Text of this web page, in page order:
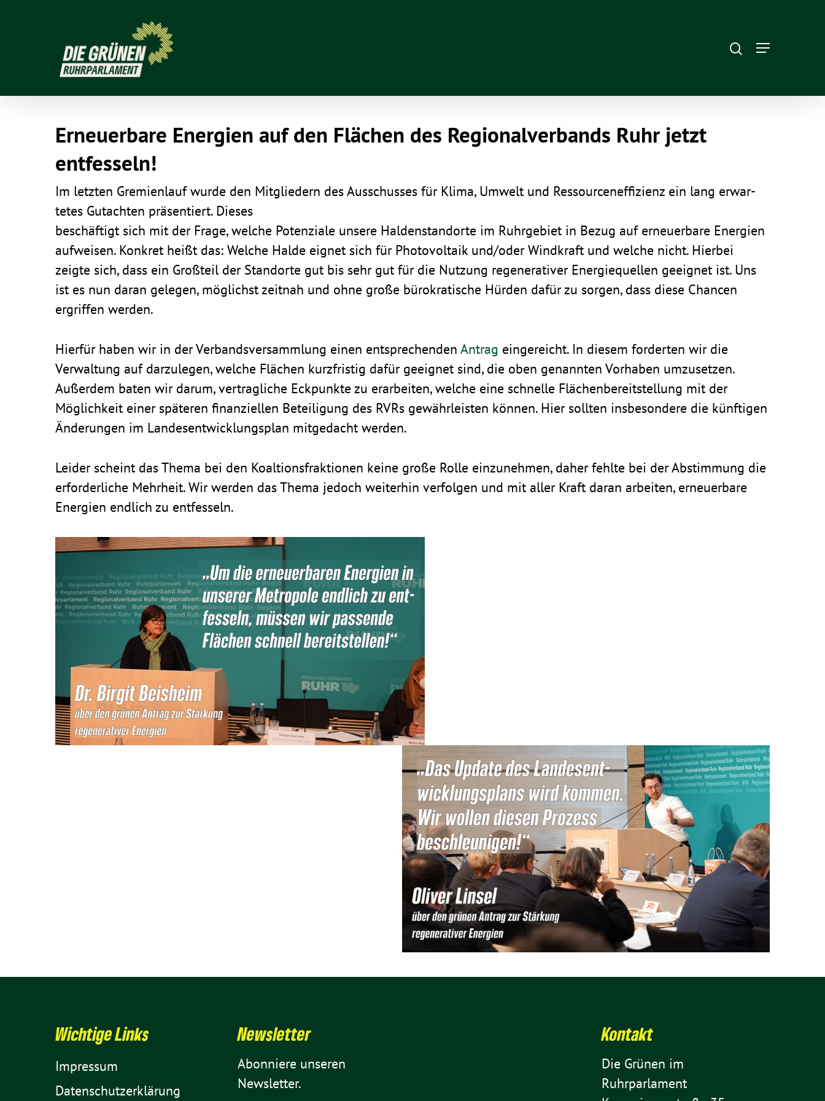
Hit enter to search or ESC to close
Erneu­er­bare Ener­gien auf den Flächen des Regio­nal­ver­bands Ruhr jetzt
entfesseln!
Im letzten Gremi­en­lauf wurde den Mitglie­dern des Ausschusses für Klima, Umwelt und Ressour­cen­ef­fi­zienz ein lang erwar­
tetes Gutachten präsen­tiert. Dieses
beschäf­tigt sich mit der Frage, welche Poten­ziale unsere Halden­stand­orte im Ruhr­ge­biet in Bezug auf erneu­er­bare Ener­gien
aufweisen. Konkret heißt das: Welche Halde eignet sich für Photo­vol­taik und/​oder Wind­kraft und welche nicht. Hierbei
zeigte sich, dass ein Groß­teil der Stand­orte gut bis sehr gut für die Nutzung rege­ne­ra­tiver Ener­gie­quellen geeignet ist. Uns
ist es nun daran gelegen, möglichst zeitnah und ohne große büro­kra­ti­sche Hürden dafür zu sorgen, dass diese Chancen
ergriffen werden.
Hierfür haben wir in der Verbands­ver­samm­lung einen entspre­chenden Antrag einge­reicht. In diesem forderten wir die
Verwal­tung auf darzu­legen, welche Flächen kurz­fristig dafür geeignet sind, die oben genannten Vorhaben umzu­setzen.
Außerdem baten wir darum, vertrag­liche Eckpunkte zu erar­beiten, welche eine schnelle Flächen­be­reit­stel­lung mit der
Möglich­keit einer späteren finan­zi­ellen Betei­li­gung des RVRs gewähr­leisten können. Hier sollten insbe­son­dere die künf­tigen
Ände­rungen im Landes­ent­wick­lungs­plan mitge­dacht werden.
Leider scheint das Thema bei den Koal­ti­ons­frak­tionen keine große Rolle einzu­nehmen, daher fehlte bei der Abstim­mung die
erfor­der­liche Mehr­heit. Wir werden das Thema jedoch weiterhin verfolgen und mit aller Kraft daran arbeiten, erneu­er­bare
Ener­gien endlich zu entfesseln.
Wich­tige Links
Impressum
Daten­schutz­er­klä­rung
News­letter
Abon­niere unseren
Newsletter.
Kontakt
Die Grünen im
Ruhrparlament